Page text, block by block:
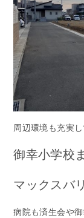
周辺環境も充実し
御幸小学校
マックスバ
病院も済生会や